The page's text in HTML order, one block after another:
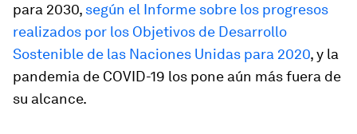
para 2030, según el Informe sobre los progresos
realizados por los Objetivos de Desarrollo
Sostenible de las Naciones Unidas para 2020, y la
pandemia de COVID-19 los pone aún más fuera de
su alcance.